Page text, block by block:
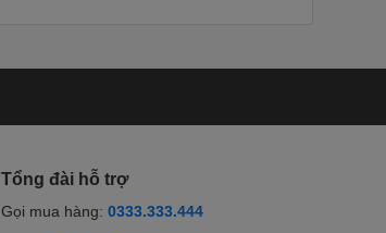
Tổng đài hỗ trợ
Gọi mua hàng: 0333.333.444